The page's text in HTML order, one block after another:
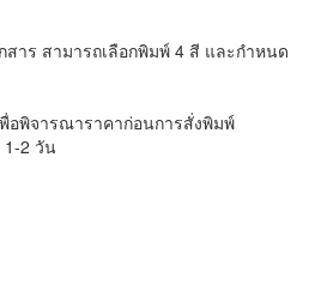
สาร สามารถเลือกพิมพ์ 4 สี และกำหนด
อพิจารณาราคาก่อนการสั่งพิมพ์
1-2 วัน